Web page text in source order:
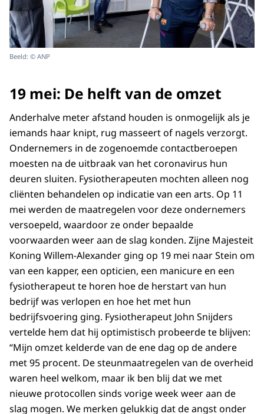
Beeld: © ANP
19 mei: De helft van de omzet
Anderhalve meter afstand houden is onmogelijk als je
iemands haar knipt, rug masseert of nagels verzorgt.
Ondernemers in de zogenoemde contactberoepen
moesten na de uitbraak van het coronavirus hun
deuren sluiten. Fysiotherapeuten mochten alleen nog
cliënten behandelen op indicatie van een arts. Op 11
mei werden de maatregelen voor deze ondernemers
versoepeld, waardoor ze onder bepaalde
voorwaarden weer aan de slag konden. Zijne Majesteit
Koning Willem-Alexander ging op 19 mei naar Stein om
van een kapper, een opticien, een manicure en een
fysiotherapeut te horen hoe de herstart van hun
bedrijf was verlopen en hoe het met hun
bedrijfsvoering ging. Fysiotherapeut John Snijders
vertelde hem dat hij optimistisch probeerde te blijven:
“Mijn omzet kelderde van de ene dag op de andere
met 95 procent. De steunmaatregelen van de overheid
waren heel welkom, maar ik ben blij dat we met
nieuwe protocollen sinds vorige week weer aan de
slag mogen. We merken gelukkig dat de angst onder